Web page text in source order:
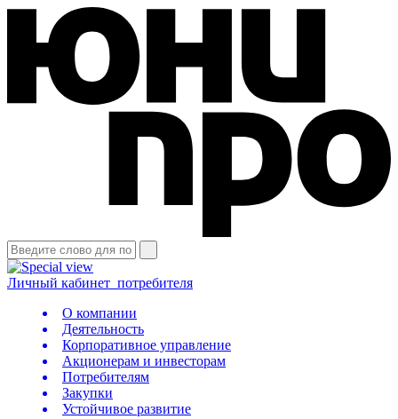
Личный кабинет потребителя
О компании
Деятельность
Корпоративное управление
Акционерам и инвесторам
Потребителям
Закупки
Устойчивое развитие